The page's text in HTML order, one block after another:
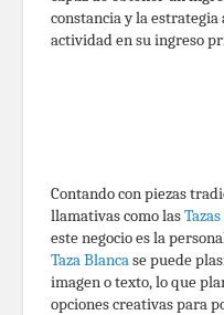
constancia y la
actividad en su ingreso
Contando con piezas
llamativas como las
este negocio es la
Taza Blanca se puede
imagen o texto, lo que
opciones creativas para